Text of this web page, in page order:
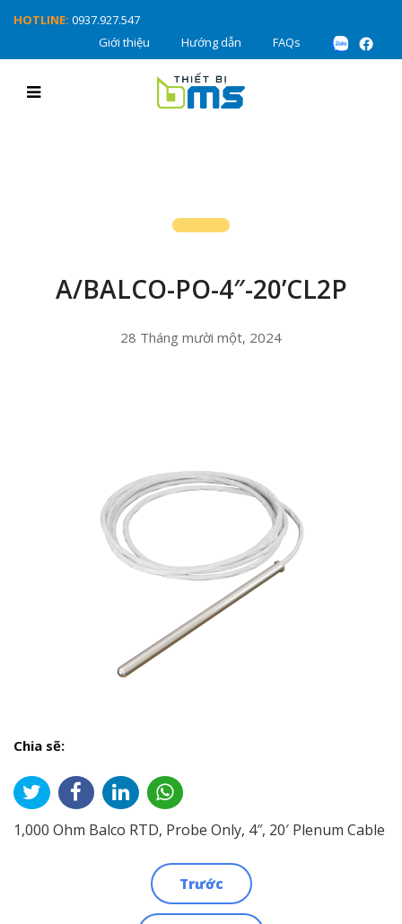
HOTLINE: 0937.927.547
Giới thiệu
Hướng dẫn FAQs
A/BALCO-PO-4″-20’CL2P
28 Tháng mười một, 2024
Chia sẽ:
1,000 Ohm Balco RTD, Probe Only, 4″, 20′ Plenum Cable
Trước